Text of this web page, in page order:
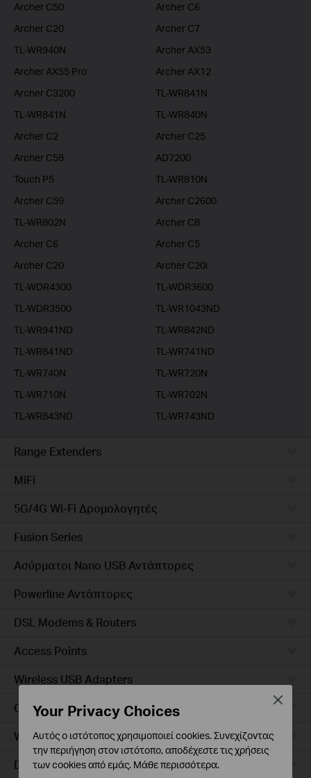
Archer C50
Archer C6
Archer C20
Archer C7
TL-WR940N
Archer AX53
Archer AX55 Pro
Archer AX12
Archer C3200
TL-WR841N
TL-WR841N
TL-WR840N
Archer C2
Archer C25
Archer C58
AD7200
Touch P5
TL-WR810N
Archer C59
Archer C2600
TL-WR802N
Archer C8
Archer C6
Archer C5
Archer C20
Archer C20i
TL-WDR4300
TL-WDR3600
TL-WDR3500
TL-WR1043ND
TL-WR941ND
TL-WR842ND
TL-WR841ND
TL-WR741ND
TL-WR740N
TL-WR720N
TL-WR710N
TL-WR702N
TL-WR843ND
TL-WR743ND
Range Extenders
MiFi
5G/4G Wi-Fi Δρομολογητές
Fusion Series
Ασύρματοι Nano USB Αντάπτορες
Powerline Αντάπτορες
DSL Modems & Routers
Access Points
Wireless USB Adapters
Ceiling Mount
Wall Plate
Desktop
Your Privacy Choices
Αυτός ο ιστότοπος χρησιμοποιεί cookies. Συνεχίζοντας
την περιήγηση στον ιστότοπο, αποδέχεστε τις χρήσεις
των cookies από εμάς. Μάθε περισσότερα.
Close